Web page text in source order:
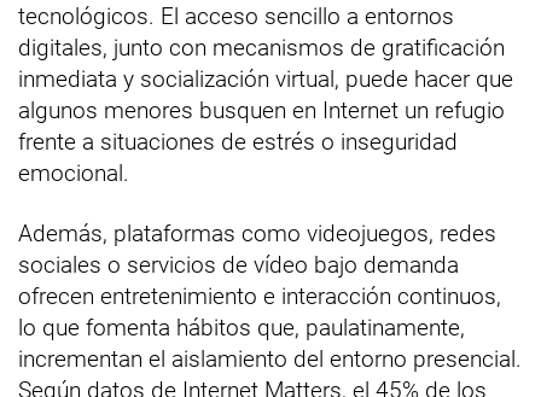
tecnológicos. El acceso sencillo a entornos
digitales, junto con mecanismos de gratificación
inmediata y socialización virtual, puede hacer que
algunos menores busquen en Internet un refugio
frente a situaciones de estrés o inseguridad
emocional.
Además, plataformas como videojuegos, redes
sociales o servicios de vídeo bajo demanda
ofrecen entretenimiento e interacción continuos,
lo que fomenta hábitos que, paulatinamente,
incrementan el aislamiento del entorno presencial.
Según datos de Internet Matters, el 45% de los